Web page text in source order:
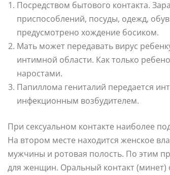
Посредством бытового контакта.
приспособлений, посуды, одежд,
предусмотрено хождение босиком.
Мать может передавать вирус
интимной области. Как только
наростами.
Папиллома гениталий передается
инфекционным возбудителем.
При сексуальном контакте наиболее
На втором месте находится женское
мужчины и ротовая полость. По этим
для женщин. Оральный контакт (минет)